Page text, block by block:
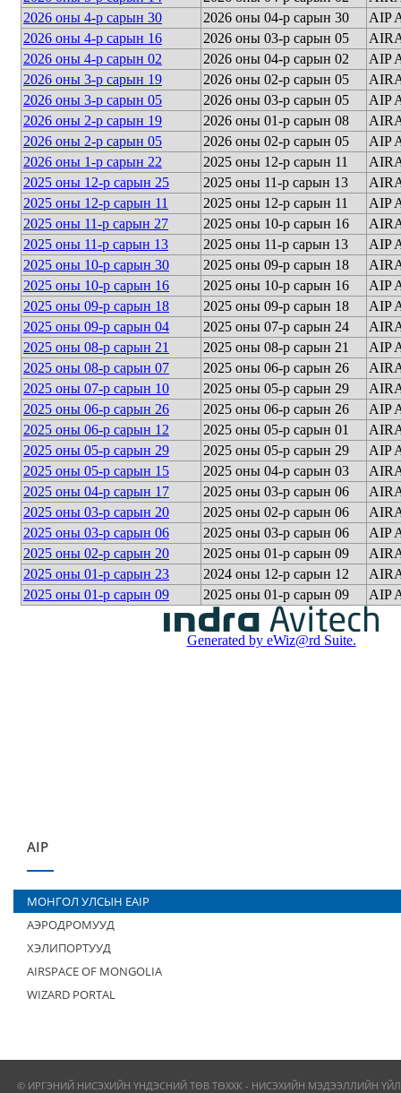
AIP
МОНГОЛ УЛСЫН EAIP
АЭРОДРОМУУД
ХЭЛИПОРТУУД
AIRSPACE OF MONGOLIA
WIZARD PORTAL
© ИРГЭНИЙ НИСЭХИЙН ҮНДЭСНИЙ ТӨВ ТӨХХК - НИСЭХИЙН МЭДЭЭЛЛИЙН